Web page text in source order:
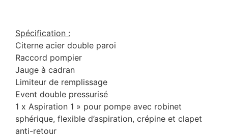
Spécification :
Citerne acier double paroi
Raccord pompier
Jauge à cadran
Limiteur de remplissage
Event double pressurisé
1 x Aspiration 1 » pour pompe avec robinet
sphérique, flexible d’aspiration, crépine et clapet
anti-retour